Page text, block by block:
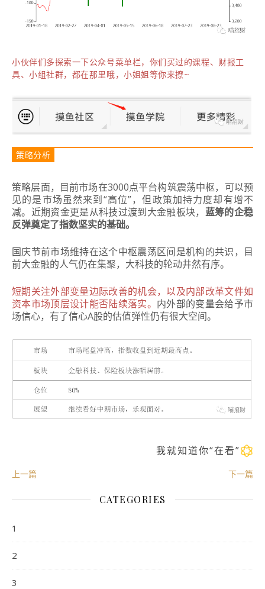
小伙伴们多探索一下公众号菜单栏，你们买过的课程、财报工
具、小组社群，都在那里哦，小姐姐等你来撩~
策略分析
策略层面，目前市场在3000点平台构筑震荡中枢，可以预
见的是市场虽然来到“高位”，但政策加持力度却有增不
减。近期资金更是从科技过渡到大金融板块， 蓝筹的企稳
反弹奠定了指数坚实的基础。
国庆节前市场维持在这个中枢震荡区间是机构的共识，目
前大金融的人气仍在集聚，大科技的轮动井然有序。
短期关注外部变量边际改善的机会，以及内部改革文件如
资本市场顶层设计能否陆续落实。 内外部的变量会给予市
场信心，有了信心A股的估值弹性仍有很大空间。
我就知道你“在看”
上一篇 下一篇
CATEGORIES
1
2
3